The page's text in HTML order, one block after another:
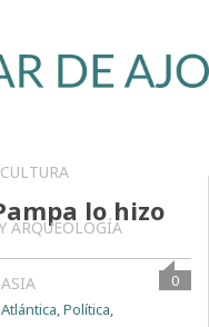
ARQUEOLOGÍA
ASIA
lo hizo
0
,Política,